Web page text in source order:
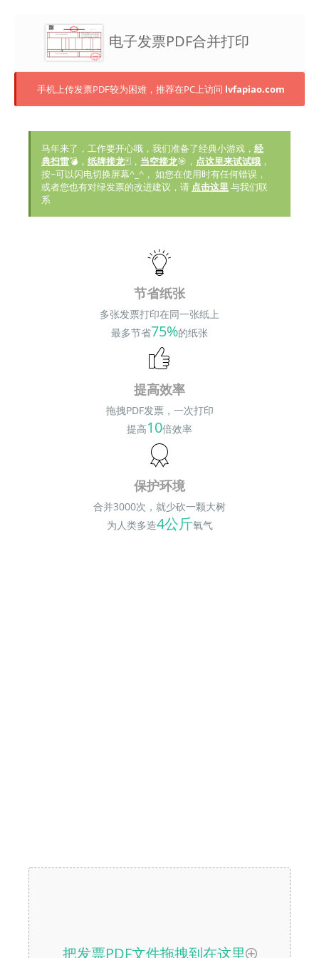
电子发票PDF合并打印
手机上传发票PDF较为困难，推荐在PC上访问 lvfapiao.com
马年来了，工作要开心哦，我们准备了经典小游戏， 经
典扫雷💣， 纸牌接龙🃏， 当空接龙🎯， 点这里来试试哦 ，
按~可以闪电切换屏幕^_^， 如您在使用时有任何错误，
或者您也有对绿发票的改进建议，请 点击这里与我们联
系
节省纸张
多张发票打印在同一张纸上
最多节省75%的纸张
提高效率
拖拽PDF发票，一次打印
提高10倍效率
保护环境
合并3000次，就少砍一颗大树
为人类多造4公斤氧气
把发票PDF文件拖拽到在这里